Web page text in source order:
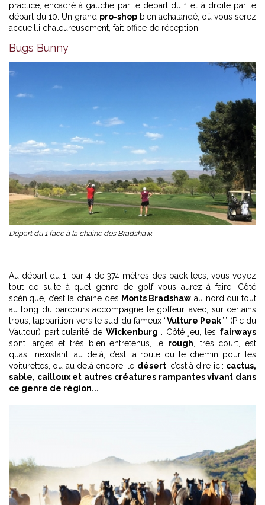
practice, encadré à gauche par le départ du 1 et à droite par le
départ du 10. Un grand pro-shop bien achalandé, où vous serez
accueilli chaleureusement, fait office de réception.
Bugs Bunny
Départ du 1 face à la chaîne des Bradshaw.
Au départ du 1, par 4 de 374 mètres des back tees, vous voyez
tout de suite à quel genre de golf vous aurez à faire. Côté
scénique, c’est la chaîne des Monts Bradshaw au nord qui tout
au long du parcours accompagne le golfeur, avec, sur certains
trous, l’apparition vers le sud du fameux “Vulture Peak”” (Pic du
Vautour) particularité de Wickenburg . Côté jeu, les fairways
sont larges et très bien entretenus, le rough, très court, est
quasi inexistant, au delà, c’est la route ou le chemin pour les
voiturettes, ou au delà encore, le désert, c’est à dire ici: cactus,
sable, cailloux et autres créatures rampantes vivant dans
ce genre de région...